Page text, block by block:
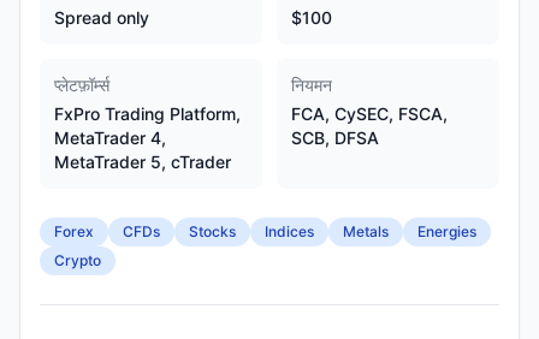
Spread only
$100
प्लेटफ़ॉर्म्स
FxPro Trading Platform,
MetaTrader 4,
MetaTrader 5, cTrader
नियमन
FCA, CySEC, FSCA,
SCB, DFSA
Forex CFDs Stocks Indices Metals
Energies
Crypto